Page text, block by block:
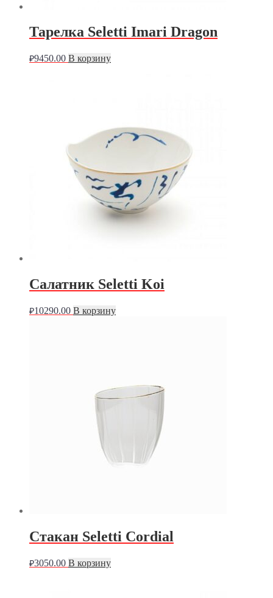
Тарелка Seletti Imari Dragon
₽9450.00 В корзину
Салатник Seletti Koi
₽10290.00 В корзину
Стакан Seletti Cordial
₽3050.00 В корзину